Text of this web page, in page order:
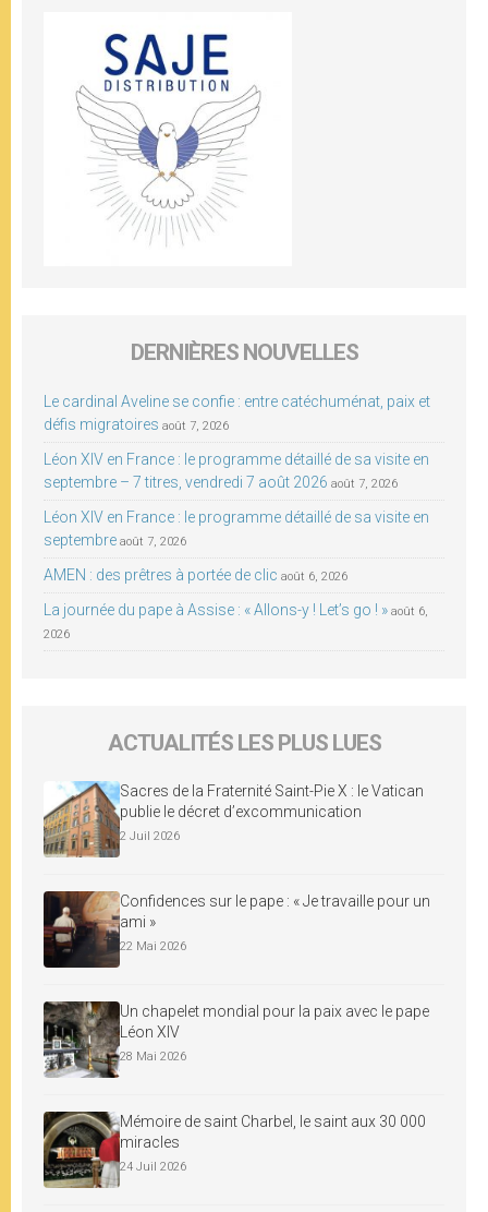
DERNIÈRES NOUVELLES
Le cardinal Aveline se confie : entre catéchuménat, paix et
défis migratoires août 7, 2026
Léon XIV en France : le programme détaillé de sa visite en
septembre – 7 titres, vendredi 7 août 2026 août 7, 2026
Léon XIV en France : le programme détaillé de sa visite en
septembre août 7, 2026
AMEN : des prêtres à portée de clic août 6, 2026
La journée du pape à Assise : « Allons-y ! Let’s go ! » août 6,
2026
ACTUALITÉS LES PLUS LUES
Sacres de la Fraternité Saint-Pie X : le Vatican
publie le décret d’excommunication
2 Juil 2026
Confidences sur le pape : « Je travaille pour un
ami »
22 Mai 2026
Un chapelet mondial pour la paix avec le pape
Léon XIV
28 Mai 2026
Mémoire de saint Charbel, le saint aux 30 000
miracles
24 Juil 2026